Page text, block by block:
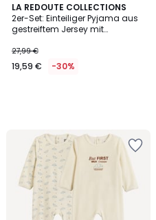
LA REDOUTE COLLECTIONS
2er-Set: Einteiliger Pyjama aus
gestreiftem Jersey mit
27,99 €
19,59 € -30%